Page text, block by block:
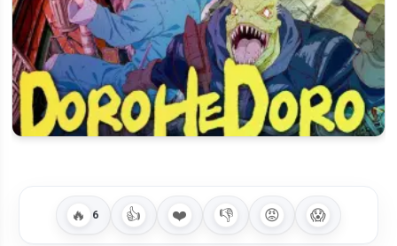
🔥 6 👍 ❤️ 👎 😡 😱